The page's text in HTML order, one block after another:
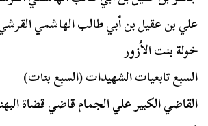
علي بن عقيل بن أبي طالب الهاشمي
خولة بنت الأزور
السبع تابعيات الشهيدات (السبع بنات)
القاضي الكبير علي الجمام قاضي قضاة